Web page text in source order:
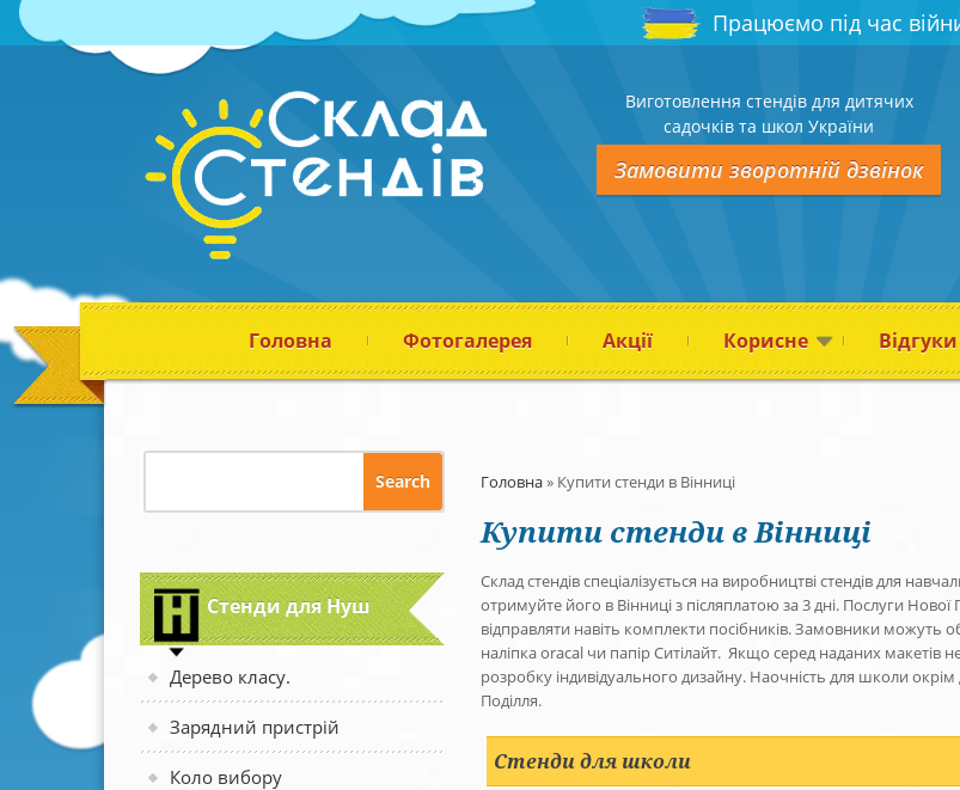
Працюємо під час
Виготовлення стендів для дитячих
садочків та школ України
Замовити зворотній дзвінок
Головна Фотогалерея Акції Корисне Відгуки
Стенди для Нуш
Дерево класу.
Зарядний пристрій
Коло вибору
Головна» Купити стенди в Вінниці
Купити стенди в Вінниці
Склад стендів спеціалізується на виробництві стендів для
отримуйте його в Вінниці з післяплатою за 3 дні. Послуги
відправляти навіть комплекти посібників. Замовники можуть
наліпка oracal чи папір Ситілайт. Якщо серед наданих
розробку індивідуального дизайну. Наочність для школи
Поділля.
Стенди для школи